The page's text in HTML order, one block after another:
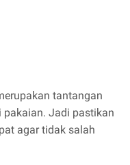
tantangan
pakaian. Jadi pastikan
agar tidak salah